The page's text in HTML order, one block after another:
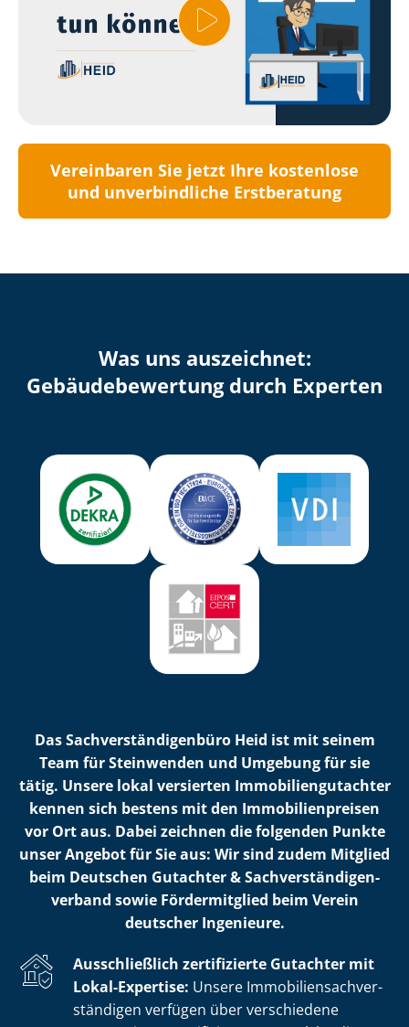
Vereinbaren Sie jetzt Ihre kostenlose
und unverbindliche Erstberatung
Was uns auszeichnet:
Ge­bäu­de­be­wer­tung durch Experten
Das Sach­ver­stän­di­gen­bü­ro Heid ist mit seinem
Team für Steinwenden und Umgebung für sie
tätig. Unsere lokal versierten Im­mo­bi­li­en­gut­ach­ter
kennen sich bestens mit den Im­mo­bi­li­en­prei­sen
vor Ort aus. Dabei zeichnen die folgenden Punkte
unser Angebot für Sie aus: Wir sind zudem Mitglied
beim Deutschen Gutachter & Sach­ver­stän­di­gen­
ver­band sowie Fördermitglied beim Verein
deutscher Ingenieure.
Ausschließlich zertifizierte Gutachter mit
Lokal-Expertise: Unsere Im­mo­bi­li­en­sach­ver­
stän­di­gen verfügen über verschiedene